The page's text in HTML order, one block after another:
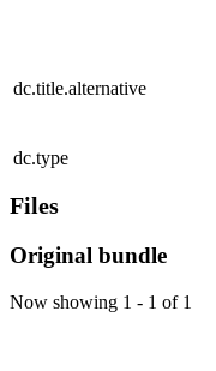
dc.title.alternative
dc.type
Files
Original bundle
Now showing 1 - 1 of 1